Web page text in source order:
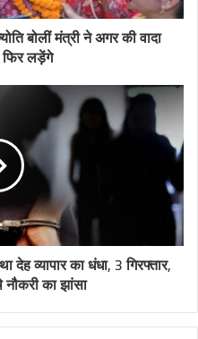
बोलीं मंत्री ने अगर की वादा
फिर लड़ेंगे
व्यापार का धंधा, 3 गिरफ्तार,
का झांसा